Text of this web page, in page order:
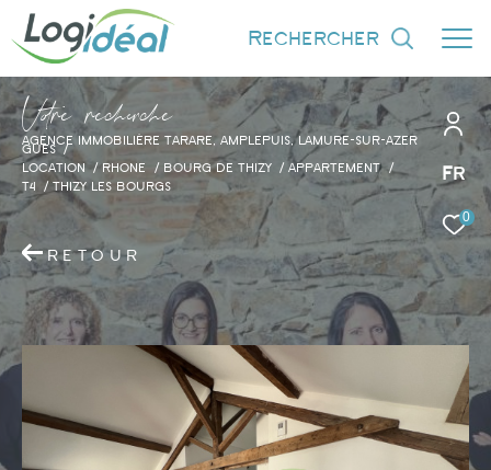
Fr
0
rechercher
Vore recece
AGENCE IMMOBILIÈRE TARARE, AMPLEPUIS, LAMURE-SUR-AZER
GUES
LOCATION RHONE BOURG DE THIZY APPARTEMENT
T4 THIZY LES BOURGS
RETOUR
Effectuer une recherche
et trouver le bien qui correspond à vos
critères
Type d'offre